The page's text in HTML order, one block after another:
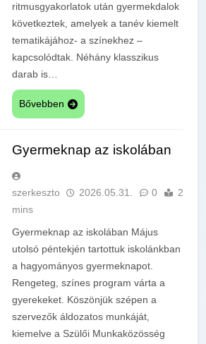
ritmusgyakorlatok után gyermekdalok
következtek, amelyek a tanév kiemelt
tematikájához- a színekhez –
kapcsolódtak. Néhány klasszikus
darab is…
Bővebben
Gyermeknap az iskolában
szerkeszto 2026.05.31. 0
2
mins
Gyermeknap az iskolában Május
utolsó péntekjén tartottuk iskolánkban
a hagyományos gyermeknapot.
Rengeteg, színes program várta a
gyerekeket. Köszönjük szépen a
szervezők áldozatos munkáját,
kiemelve a Szülői Munkaközösség